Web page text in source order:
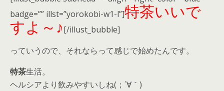
badge=”” illst=”yorokobi-w1-l”]特茶いいで
すよ～♪[/illust_bubble]
っていうので、それならって感じで始めたんです。
特茶生活。
ヘルシアより飲みやすいしね(；´∀｀)